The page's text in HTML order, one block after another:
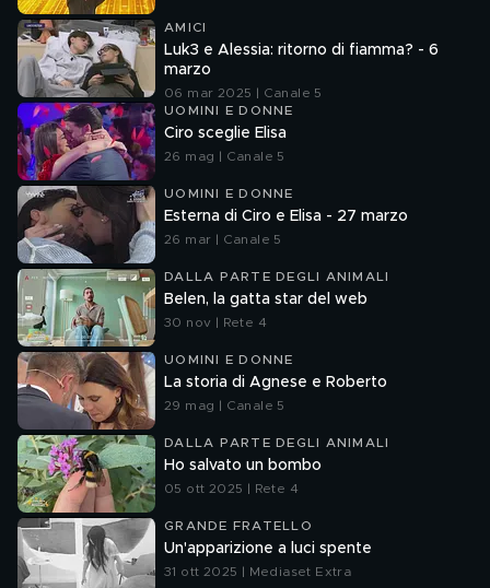
AMICI
Luk3 e Alessia: ritorno di fiamma? - 6
marzo
06 mar 2025 | Canale 5
UOMINI E DONNE
Ciro sceglie Elisa
26 mag | Canale 5
UOMINI E DONNE
Esterna di Ciro e Elisa - 27 marzo
26 mar | Canale 5
DALLA PARTE DEGLI ANIMALI
Belen, la gatta star del web
30 nov | Rete 4
UOMINI E DONNE
La storia di Agnese e Roberto
29 mag | Canale 5
DALLA PARTE DEGLI ANIMALI
Ho salvato un bombo
05 ott 2025 | Rete 4
GRANDE FRATELLO
Un'apparizione a luci spente
31 ott 2025 | Mediaset Extra